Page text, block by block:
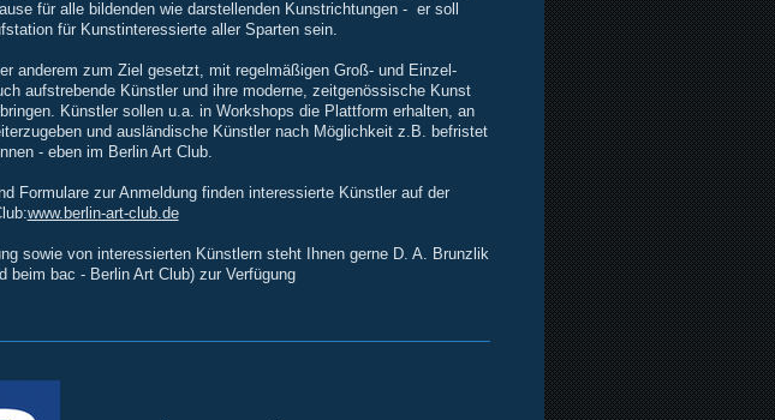
für alle bildenden wie darstellenden Kunstrichtungen - er soll
für Kunstinteressierte aller Sparten sein.
anderem zum Ziel gesetzt, mit regelmäßigen Groß- und Einzel-
aufstrebende Künstler und ihre moderne, zeitgenössische Kunst
Künstler sollen u.a. in Workshops die Plattform erhalten, an
und ausländische Künstler nach Möglichkeit z.B. befristet
- eben im Berlin Art Club.
Formulare zur Anmeldung finden interessierte Künstler auf der
www.berlin-art-club.de
sowie von interessierten Künstlern steht Ihnen gerne D. A. Brunzlik
beim bac - Berlin Art Club) zur Verfügung